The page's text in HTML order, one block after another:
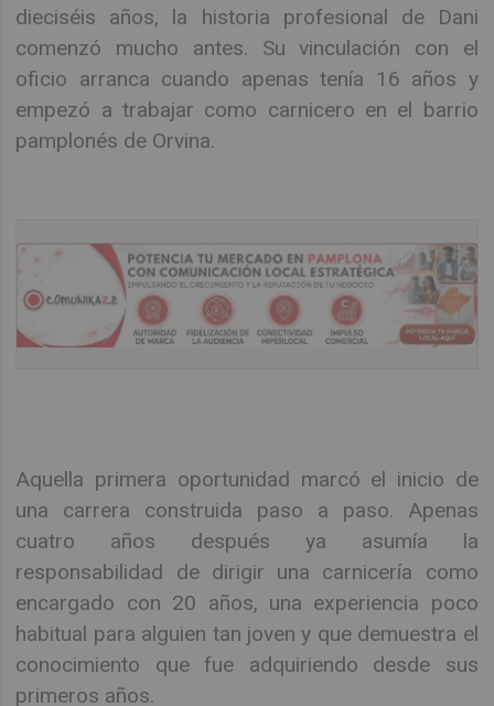
dieciséis años, la historia profesional de Dani
comenzó mucho antes. Su vinculación con el
oficio arranca cuando apenas tenía 16 años y
empezó a trabajar como carnicero en el barrio
pamplonés de Orvina.
Aquella primera oportunidad marcó el inicio de
una carrera construida paso a paso. Apenas
cuatro años después ya asumía la
responsabilidad de dirigir una carnicería como
encargado con 20 años, una experiencia poco
habitual para alguien tan joven y que demuestra el
conocimiento que fue adquiriendo desde sus
primeros años.